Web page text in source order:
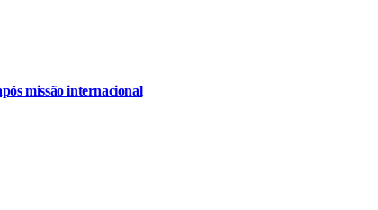
missão internacional